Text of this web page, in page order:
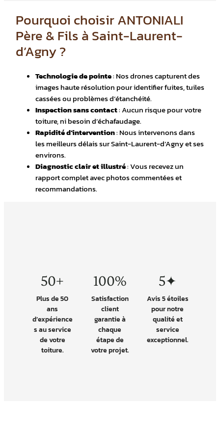
Pourquoi choisir ANTONIALI
Père & Fils à Saint-Laurent-
d’Agny ?
Technologie de pointe: Nos drones capturent des
images haute résolution pour identifier fuites, tuiles
cassées ou problèmes d’étanchéité.
Inspection sans contact: Aucun risque pour votre
toiture, ni besoin d’échafaudage.
Rapidité d’intervention: Nous intervenons dans
les meilleurs délais sur Saint-Laurent-d’Agny et ses
environs.
Diagnostic clair et illustré: Vous recevez un
rapport complet avec photos commentées et
recommandations.
50+
Plus de 50
ans
d’expérience
s au service
de votre
toiture.
100%
Satisfaction
client
garantie à
chaque
étape de
votre projet.
5✦
Avis 5 étoiles
pour notre
qualité et
service
exceptionnel.